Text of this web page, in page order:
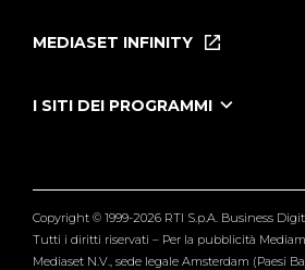
Le Iene Presentano Inside
Tutti i servizi
MEDIASET INFINITY
I SITI DEI PROGRAMMI
Verissimo
Copyright © 1999-2026 RTI S.p.A. Business
Tutti i diritti riservati – Per la pubblicità
Mediaset N.V., sede legale Amsterdam (Paesi